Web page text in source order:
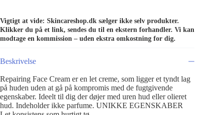
Vigtigt at vide: Skincareshop.dk sælger ikke selv produkter.
Klikker du på et link, sendes du til en ekstern forhandler. Vi kan
modtage en kommission – uden ekstra omkostning for dig.
Beskrivelse
Repairing Face Cream er en let creme, som ligger et tyndt lag
på huden uden at gå på kompromis med de fugtgivende
egenskaber. Ideelt til dig der døjer med uren hud eller olieret
hud. Indeholder ikke parfume. UNIKKE EGENSKABER